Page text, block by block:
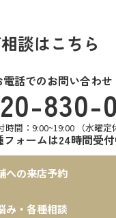
談はこちら
電話でのお問い合わせ
830-
時間：9:00~19:00 （水曜定
フォームは24時間受付
への来店予約
み・各種相談